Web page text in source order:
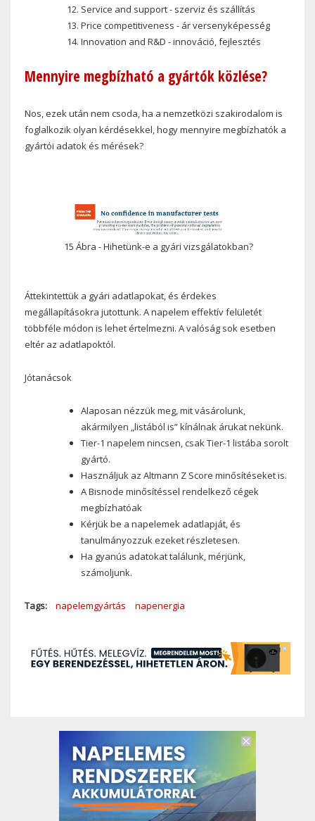
Service and support- szerviz és szállítás
Price competitiveness - ár versenyképesség
Innovation and R&D - innováció, fejlesztés
Mennyire megbízható a gyártók közlése?
Nos, ezek után nem csoda, ha a nemzetközi szakirodalom is
foglalkozik olyan kérdésekkel, hogy mennyire megbízhatók a
gyártói adatok és mérések?
15 Ábra - Hihetünk-e a gyári vizsgálatokban?
Áttekintettük a gyári adatlapokat, és érdekes
megállapításokra jutottunk. A napelem effektív felületét
többféle módon is lehet értelmezni. A valóság sok esetben
eltér az adatlapoktól.
Jótanácsok
Alaposan nézzük meg, mit vásárolunk,
akármilyen „listából is” kínálnak árukat nekünk.
Tier-1 napelem nincsen, csak Tier-1 listába sorolt
gyártó.
Használjuk az Altmann Z Score minősítéseket is.
A Bisnode minősítéssel rendelkező cégek
megbízhatóak
Kérjük be a napelemek adatlapját, és
tanulmányozzuk ezeket részletesen.
Ha gyanús adatokat találunk, mérjünk,
számoljunk.
Tags napelemgyártás napenergia